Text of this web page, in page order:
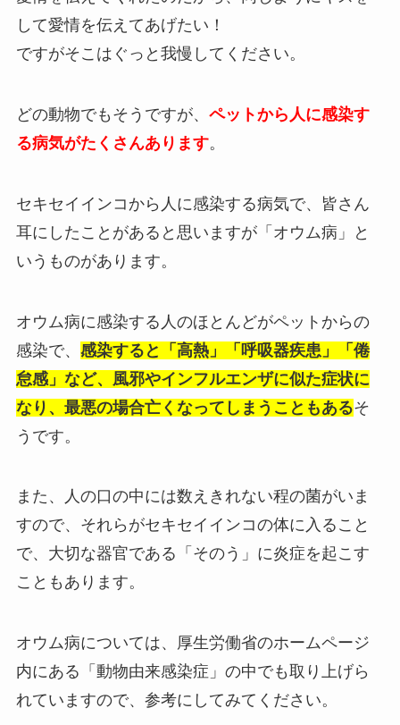
して愛情を伝えてあげたい！
ですがそこはぐっと我慢してください。
どの動物でもそうですが、 ペットから人に感染す
る病気がたくさんあります。
セキセイインコから人に感染する病気で、皆さん
耳にしたことがあると思いますが「オウム病」と
いうものがあります。
オウム病に感染する人のほとんどがペットからの
感染で、 感染すると「高熱」「呼吸器疾患」「倦
怠感」など、風邪やインフルエンザに似た症状に
なり、最悪の場合亡くなってしまうこともあるそ
うです。
また、人の口の中には数えきれない程の菌がいま
すので、それらがセキセイインコの体に入ること
で、 大切な器官である「そのう」に炎症を起こす
こともあります。
オウム病については、厚生労働省のホームページ
内にある「動物由来感染症」の中でも取り上げら
れていますので、参考にしてみてください。